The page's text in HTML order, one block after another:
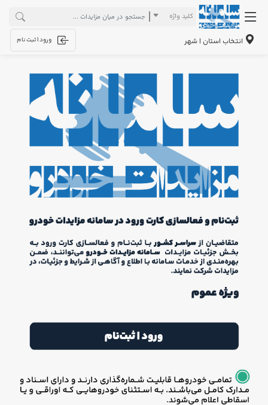
کلید واژه
انتخاب استان | شهر ورود | ثبت نام